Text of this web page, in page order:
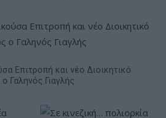
Επιτροπή και νέο Διοικητικό
Γαληνός Γιαγλής